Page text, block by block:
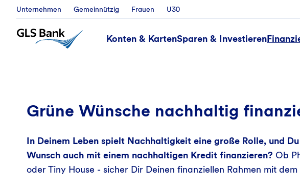
Unternehmen Gemeinnützig Frauen U30
Konten & KartenSparen & Investieren
Privatkredite
Grüne Wünsche nachhaltig
In Deinem Leben spielt Nachhaltigkeit eine große Rolle, und
Wunsch auch mit einem nachhaltigen Kredit finanzieren? Ob
oder Tiny House - sicher Dir Deinen finanziellen Rahmen mit